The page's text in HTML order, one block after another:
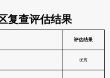
查评估结果